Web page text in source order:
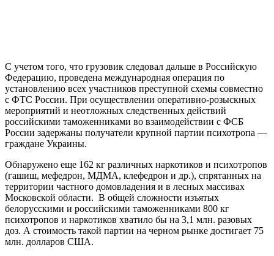
С учетом того, что грузовик следовал дальше в Российскую
Федерацию, проведена международная операция по
установлению всех участников преступной схемы совместно
с ФТС России. При осуществлении оперативно-розыскных
мероприятий и неотложных следственных действий
российскими таможенниками во взаимодействии с ФСБ
России задержаны получатели крупной партии психотропа —
граждане Украины.
Обнаружено еще 162 кг различных наркотиков и психотропов
(гашиш, мефедрон, МДМА, клефедрон и др.), спрятанных на
территории частного домовладения и в лесных массивах
Московской области. В общей сложности изъятых
белорусскими и российскими таможенниками 800 кг
психотропов и наркотиков хватило бы на 3,1 млн. разовых
доз. А стоимость такой партии на черном рынке достигает 75
млн. долларов США.